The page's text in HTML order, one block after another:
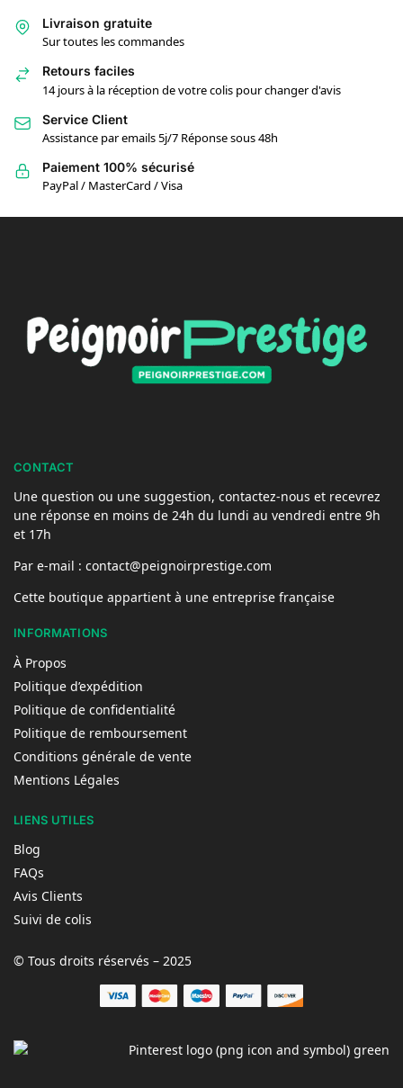
Livraison gratuite
Sur toutes les commandes
Retours faciles
14 jours à la réception de votre colis pour changer d'avis
Service Client
Assistance par emails 5j/7 Réponse sous 48h
Paiement 100% sécurisé
PayPal / MasterCard / Visa
CONTACT
Une question ou une suggestion, contactez-nous et recevrez
une réponse en moins de 24h du lundi au vendredi entre 9h
et 17h
Par e-mail : contact@peignoirprestige.com
Cette boutique appartient à une entreprise française
INFORMATIONS
À Propos
Politique d’expédition
Politique de confidentialité
Politique de remboursement
Conditions générale de vente
Mentions Légales
LIENS UTILES
Blog
FAQs
Avis Clients
Suivi de colis
© Tous droits réservés – 2025